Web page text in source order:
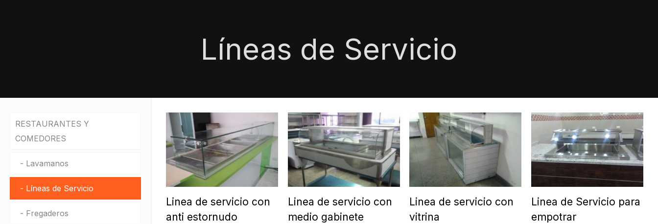
Líneas de Servicio
Linea de servicio con
anti estornudo
Linea de servicio con
medio gabinete
Linea de servicio con
vitrina
Linea de Servicio para
empotrar
RESTAURANTES Y
COMEDORES
Lavamanos
Líneas de Servicio
Fregaderos